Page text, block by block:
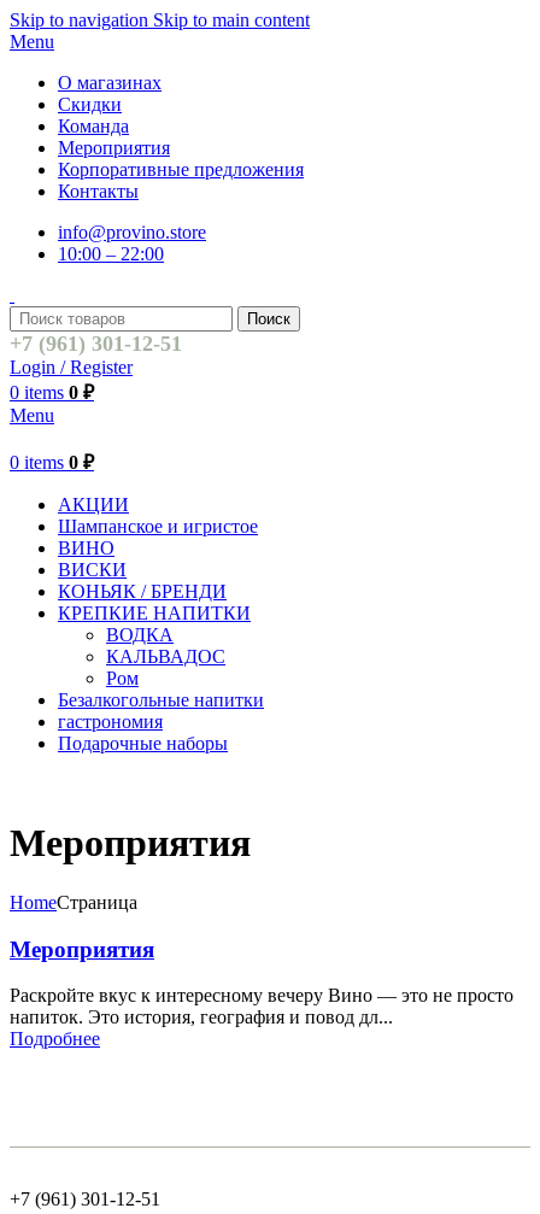
Skip to navigation Skip to main content
Menu
О магазинах
Скидки
Команда
Мероприятия
Корпоративные предложения
Контакты
info@provino.store
10:00 – 22:00
Поиск
+7 (961) 301-12-51
Login / Register
0 items 0 ₽
Menu
0 items 0 ₽
АКЦИИ
Шампанское и игристое
ВИНО
ВИСКИ
КОНЬЯК / БРЕНДИ
КРЕПКИЕ НАПИТКИ
ВОДКА
КАЛЬВАДОС
Ром
Безалкогольные напитки
гастрономия
Подарочные наборы
Мероприятия
HomeСтраница
Мероприятия
Раскройте вкус к интересному вечеру Вино — это не просто
напиток. Это история, география и повод дл...
Подробнее
+7 (961) 301-12-51